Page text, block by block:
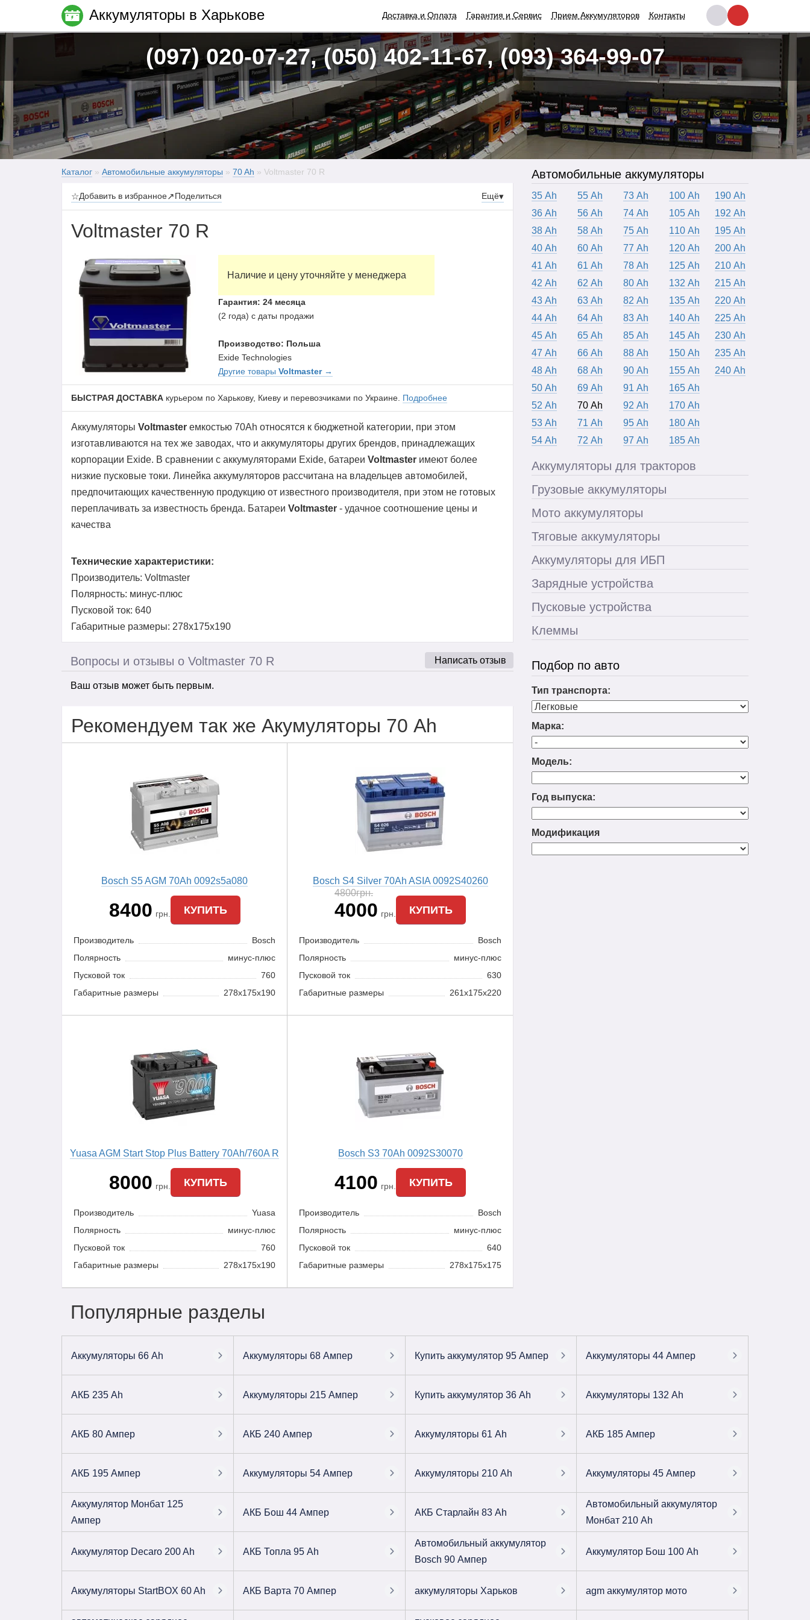
(097) 020-07-27, (050) 402-11-67, (093) 364-99-07
Каталог » Автомобильные аккумуляторы » 70 Ah » Voltmaster 70 R
☆Добавить в избранное↗Поделиться Ещё▾
Voltmaster 70 R
Наличие и цену уточняйте у менеджера
Гарантия: 24 месяца
(2 года) с даты продажи
Производство: Польша
Exide Technologies
Другие товарыVoltmaster→
БЫСТРАЯ ДОСТАВКА курьером по Харькову, Киеву и перевозчиками по Украине. Подробнее
Аккумуляторы Voltmaster емкостью 70Ah относятся к бюджетной категории, при этом
изготавливаются на тех же заводах, что и аккумуляторы других брендов, принадлежащих
корпорации Exide. В сравнении с аккумуляторами Exide, батареи Voltmaster имеют более
низкие пусковые токи. Линейка аккумуляторов рассчитана на владельцев автомобилей,
предпочитающих качественную продукцию от известного производителя, при этом не готовых
переплачивать за известность бренда. Батареи Voltmaster - удачное соотношение цены и
качества
Технические характеристики:
Производитель: Voltmaster
Полярность: минус-плюс
Пусковой ток: 640
Габаритные размеры: 278x175x190
Написать отзыв
Вопросы и отзывы о Voltmaster 70 R
Ваш отзыв может быть первым.
Рекомендуем так же Акумуляторы 70 Ah
Bosch S5 AGM 70Ah 0092s5a080
8400 грн. КУПИТЬ
Производитель
Bosch
Полярность
минус-плюс
Пусковой ток
760
Габаритные размеры
278x175x190
Bosch S4 Silver 70Ah ASIA 0092S40260
4800грн.
4000 грн. КУПИТЬ
Производитель
Bosch
Полярность
минус-плюс
Пусковой ток
630
Габаритные размеры
261x175x220
Yuasa AGM Start Stop Plus Battery 70Ah/760A R
(YBX9096)
8000 грн. КУПИТЬ
Производитель
Yuasa
Полярность
минус-плюс
Пусковой ток
760
Габаритные размеры
278x175x190
Bosch S3 70Ah 0092S30070
4100 грн. КУПИТЬ
Производитель
Bosch
Полярность
минус-плюс
Пусковой ток
640
Габаритные размеры
278x175x175
Автомобильные аккумуляторы
35 Ah
36 Ah
38 Ah
40 Ah
41 Ah
42 Ah
43 Ah
44 Ah
45 Ah
47 Ah
48 Ah
50 Ah
52 Ah
53 Ah
54 Ah
55 Ah
56 Ah
58 Ah
60 Ah
61 Ah
62 Ah
63 Ah
64 Ah
65 Ah
66 Ah
68 Ah
69 Ah
70 Ah
71 Ah
72 Ah
73 Ah
74 Ah
75 Ah
77 Ah
78 Ah
80 Ah
82 Ah
83 Ah
85 Ah
88 Ah
90 Ah
91 Ah
92 Ah
95 Ah
97 Ah
100 Ah
105 Ah
110 Ah
120 Ah
125 Ah
132 Ah
135 Ah
140 Ah
145 Ah
150 Ah
155 Ah
165 Ah
170 Ah
180 Ah
185 Ah
190 Ah
192 Ah
195 Ah
200 Ah
210 Ah
215 Ah
220 Ah
225 Ah
230 Ah
235 Ah
240 Ah
Аккумуляторы для тракторов
Грузовые аккумуляторы
Мото аккумуляторы
Тяговые аккумуляторы
Аккумуляторы для ИБП
Зарядные устройства
Пусковые устройства
Клеммы
Подбор по авто
Тип транспорта:
Марка:
Модель:
Год выпуска:
Модификация
Популярные разделы
Аккумуляторы 66 Ah Аккумуляторы 68 Ампер Купить аккумулятор 95 Ампер Аккумуляторы 44 Ампер
АКБ 235 Ah Аккумуляторы 215 Ампер Купить аккумулятор 36 Ah Аккумуляторы 132 Ah
АКБ 80 Ампер АКБ 240 Ампер Аккумуляторы 61 Ah АКБ 185 Ампер
АКБ 195 Ампер Аккумуляторы 54 Ампер Аккумуляторы 210 Ah Аккумуляторы 45 Ампер
Аккумулятор Монбат 125
Ампер
АКБ Бош 44 Ампер АКБ Старлайн 83 Ah
Автомобильный аккумулятор
Монбат 210 Ah
Аккумулятор Decaro 200 Ah АКБ Топла 95 Ah
Автомобильный аккумулятор
Bosch 90 Ампер
Аккумулятор Бош 100 Ah
Аккумуляторы StartBOX 60 Ah АКБ Варта 70 Ампер аккумуляторы Харьков agm аккумулятор мото
Аккумуляторы в Харькове Доставка и Оплата Гарантия и Сервис Прием Аккумуляторов Контакты